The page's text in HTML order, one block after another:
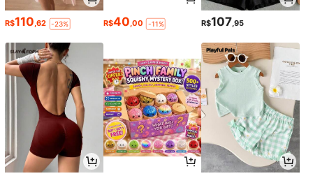
R$110,62 -23% R$40,00 -11% R$107,95